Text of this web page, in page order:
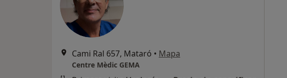
Cami Ral 657, Mataró • Mapa
Centre Mèdic GEMA